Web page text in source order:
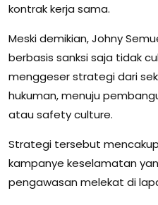
kontrak kerja sama.
Meski demikian, Johny
berbasis sanksi saja tidak
menggeser strategi dari
hukuman, menuju
atau safety culture.
Strategi tersebut
kampanye keselamatan
pengawasan melekat di